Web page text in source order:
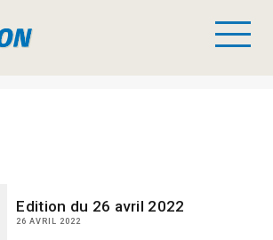
Edition du 26 avril 2022
26 AVRIL 2022